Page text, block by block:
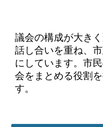
議会の構成が大き
話し合いを重ね、
にしています。市
会をまとめる役割
す。